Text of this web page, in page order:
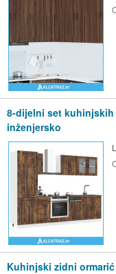
8-dijelni set
inženjersko
Kuhinjski zidni